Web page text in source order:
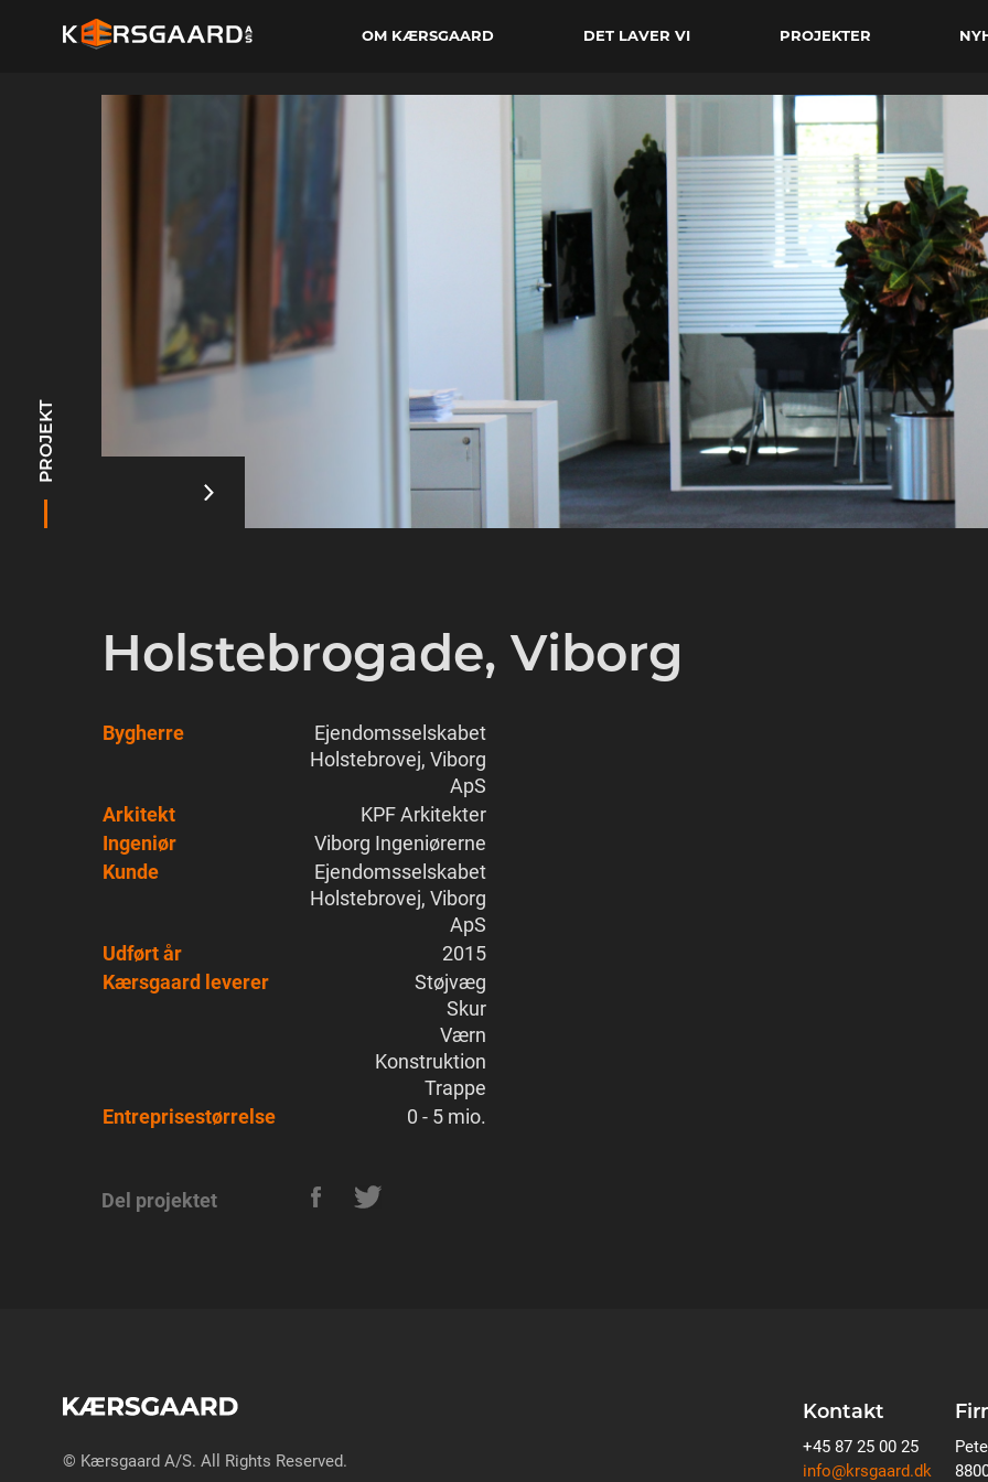
OM KÆRSGAARD DET LAVER VI PROJEKTER
PROJEKT
Holstebrogade, Viborg
Bygherre
Ejendomsselskabet
Holstebrovej, Viborg
ApS
Arkitekt
KPF Arkitekter
Ingeniør
Viborg Ingeniørerne
Kunde
Ejendomsselskabet
Holstebrovej, Viborg
ApS
Udført år
2015
Kærsgaard leverer
Støjvæg
Skur
Værn
Konstruktion
Trappe
Entreprisestørrelse
0 - 5 mio.
Del projektet
© Kærsgaard A/S. All Rights Reserved.
Kontakt
+45 87 25 00 25
info@krsgaard.dk